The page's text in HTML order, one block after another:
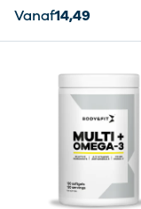
Vanaf14,49